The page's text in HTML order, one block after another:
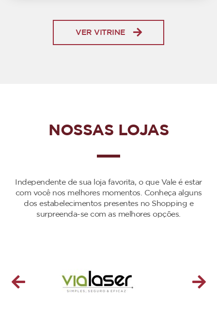
VER VITRINE
NOSSAS LOJAS
Independente de sua loja favorita, o que Vale é estar
com você nos melhores momentos. Conheça alguns
dos estabelecimentos presentes no Shopping e
surpreenda-se com as melhores opções.